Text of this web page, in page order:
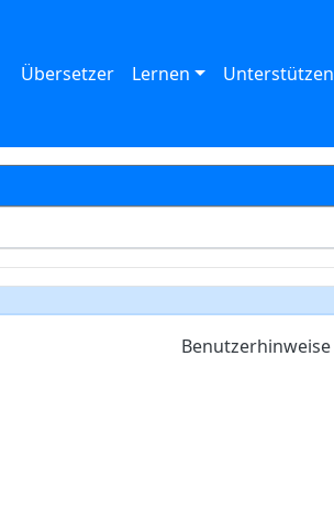
Übersetzer Lernen Unterstützen
Benutzerhinweise